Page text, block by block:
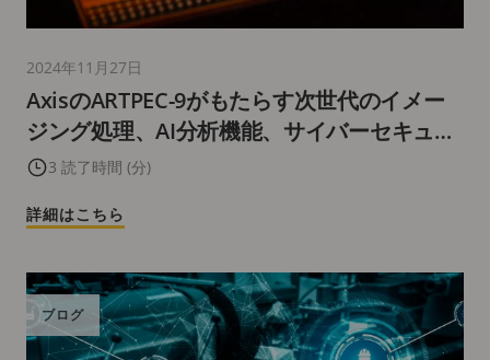
AxisのARTPEC-9がもたらす次世代のイメー
ジング処理、AI分析機能、サイバーセキュリ
ティ機能と、AV1による先進的なビデオエン
3 読了時間 (分)
2024年11月27日
詳細はこちら
ブログ